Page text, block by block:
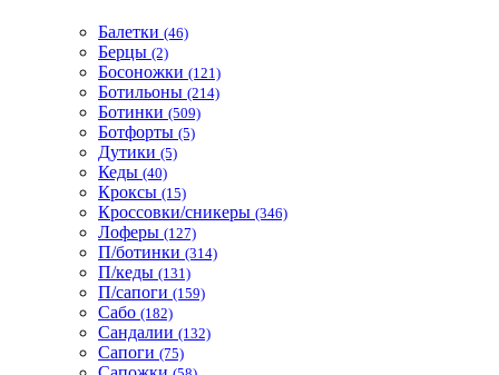
Балетки (46)
Берцы (2)
Босоножки (121)
Ботильоны (214)
Ботинки (509)
Ботфорты (5)
Дутики (5)
Кеды (40)
Кроксы (15)
Кроссовки/сникеры (346)
Лоферы (127)
П/ботинки (314)
П/кеды (131)
П/сапоги (159)
Сабо (182)
Сандалии (132)
Сапоги (75)